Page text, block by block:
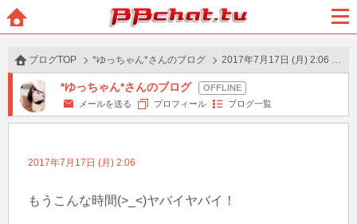
BBchatTV
ュー
ブログTOP *ゆっちゃん*さんのブログ 2017年7月17日 (月) 2:06 の投稿
*ゆっちゃん*さんのブログ
メールを送る プロフィール ブログ一覧
2017年7月17日 (月) 2:06
もうこんな時間(>_<)ヤバイヤバイ！